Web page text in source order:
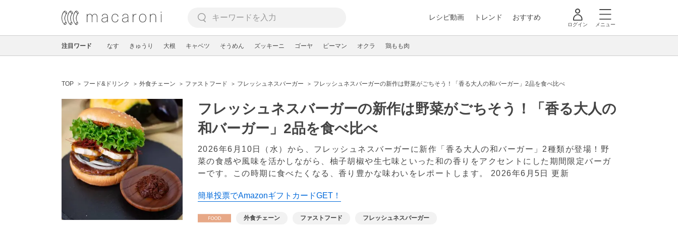
レシピ動画 トレンド おすすめ
ログイン メニュー
注目ワード なす きゅうり 大根 キャベツ そうめん ズッキーニ ゴーヤ ピーマン オクラ 鶏もも肉
TOP フード&ドリンク 外食チェーン ファストフード フレッシュネスバーガー フレッシュネスバーガーの新作は野菜がごちそう！「香る大人の和バーガー」2品を食べ比べ
フレッシュネスバーガーの新作は野菜がごちそう！「香る大人の
和バーガー」2品を食べ比べ
2026年6月10日（水）から、フレッシュネスバーガーに新作「香る大人の和バーガー」2種類が登場！野
菜の食感や風味を活かしながら、柚子胡椒や生七味といった和の香りをアクセントにした期間限定バーガ
ーです。この時期に食べたくなる、香り豊かな味わいをレポートします。 2026年6月5日 更新
簡単投票でAmazonギフトカードGET！
外食チェーン ファストフード フレッシュネスバーガー